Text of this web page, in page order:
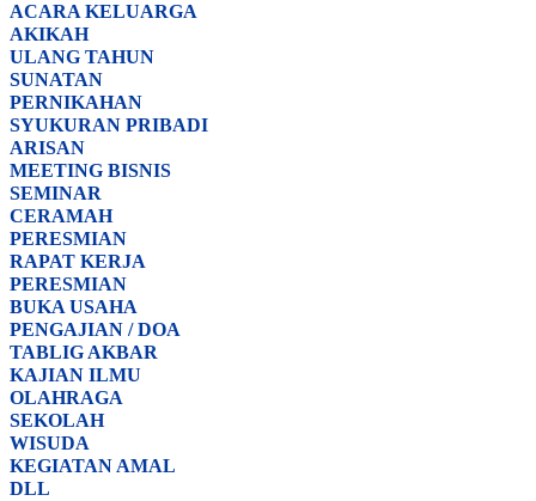
ACARA KELUARGA
AKIKAH
ULANG TAHUN
SUNATAN
PERNIKAHAN
SYUKURAN PRIBADI
ARISAN
MEETING BISNIS
SEMINAR
CERAMAH
PERESMIAN
RAPAT KERJA
PERESMIAN
BUKA USAHA
PENGAJIAN / DOA
TABLIG AKBAR
KAJIAN ILMU
OLAHRAGA
SEKOLAH
WISUDA
KEGIATAN AMAL
DLL